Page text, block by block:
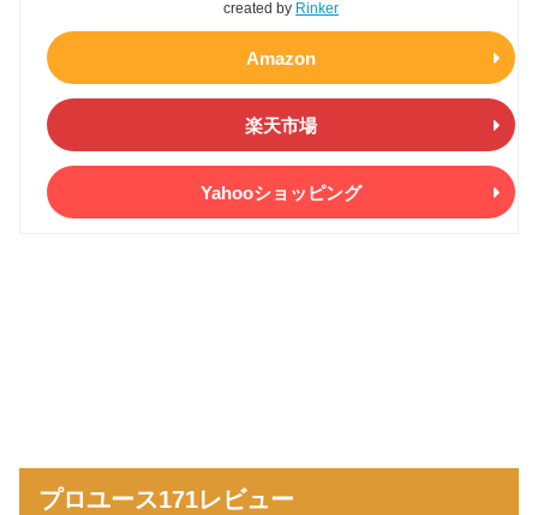
created by Rinker
Amazon
楽天市場
Yahooショッピング
プロユース171レビュー